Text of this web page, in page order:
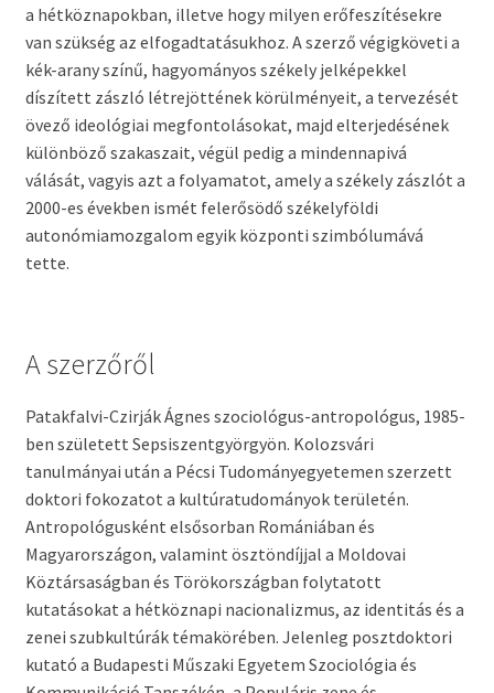
a hétköznapokban, illetve hogy milyen erőfeszítésekre
van szükség az elfogadtatásukhoz. A szerző végigköveti a
kék-arany színű, hagyományos székely jelképekkel
díszített zászló létrejöttének körülményeit, a tervezését
övező ideológiai megfontolásokat, majd elterjedésének
különböző szakaszait, végül pedig a mindennapivá
válását, vagyis azt a folyamatot, amely a székely zászlót a
2000-es években ismét felerősödő székelyföldi
autonómiamozgalom egyik központi szimbólumává
tette.
A szerzőről
Patakfalvi-Czirják Ágnes szociológus-antropológus, 1985-
ben született Sepsiszentgyörgyön. Kolozsvári
tanulmányai után a Pécsi Tudományegyetemen szerzett
doktori fokozatot a kultúratudományok területén.
Antropológusként elsősorban Romániában és
Magyarországon, valamint ösztöndíjjal a Moldovai
Köztársaságban és Törökországban folytatott
kutatásokat a hétköznapi nacionalizmus, az identitás és a
zenei szubkultúrák témakörében. Jelenleg posztdoktori
kutató a Budapesti Műszaki Egyetem Szociológia és